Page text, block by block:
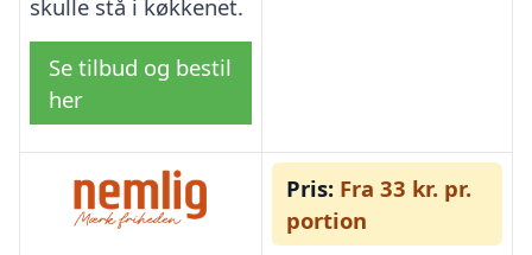
skulle stå i køkkenet.
Se tilbud og bestil
her
Pris: Fra 33 kr. pr.
portion